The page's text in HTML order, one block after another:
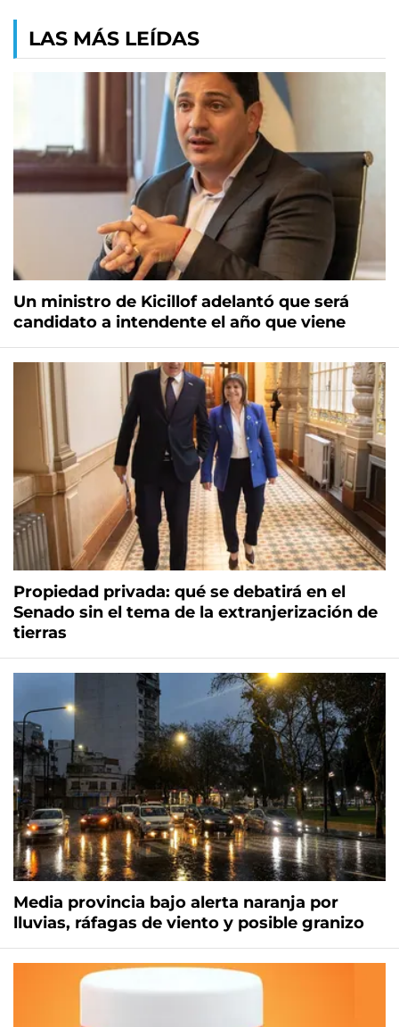
LAS MÁS LEÍDAS
Un ministro de Kicillof adelantó que será
candidato a intendente el año que viene
Propiedad privada: qué se debatirá en el
Senado sin el tema de la extranjerización de
tierras
Media provincia bajo alerta naranja por
lluvias, ráfagas de viento y posible granizo